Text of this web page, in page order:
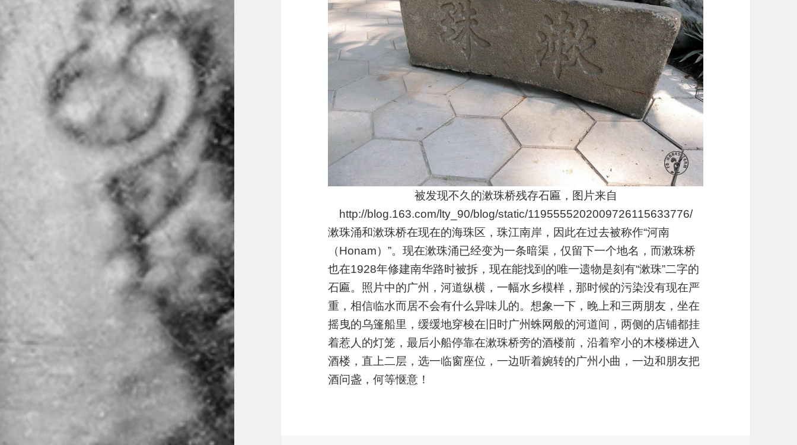
被发现不久的漱珠桥残存石匾，图片来自
http://blog.163.com/lty_90/blog/static/1195555202009726115633776/
漱珠涌和漱珠桥在现在的海珠区，珠江南岸，因此在过去被称作“河南
（Honam）”。现在漱珠涌已经变为一条暗渠，仅留下一个地名，而漱珠桥
也在1928年修建南华路时被拆，现在能找到的唯一遗物是刻有“漱珠”二字的
石匾。照片中的广州，河道纵横，一幅水乡模样，那时候的污染没有现在严
重，相信临水而居不会有什么异味儿的。想象一下，晚上和三两朋友，坐在
摇曳的乌篷船里，缓缓地穿梭在旧时广州蛛网般的河道间，两侧的店铺都挂
着惹人的灯笼，最后小船停靠在漱珠桥旁的酒楼前，沿着窄小的木楼梯进入
酒楼，直上二层，选一临窗座位，一边听着婉转的广州小曲，一边和朋友把
酒问盏，何等惬意！